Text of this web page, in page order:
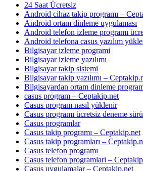
24 Saat Ücretsiz
Android cihaz takip programı –
Android ortam dinleme uygulaması
Android telefon izleme programı
Android telefona casus yazılım
Bilgisayar izleme programi
Bilgisayar izleme yazılımı
Bilgisayar takip sistemi
Bilgisayar takip yazılımı –
Bilgisayardan ortam dinleme
casus program – Ceptakip.net
Casus program nasıl yüklenir
Casus programı ücretsiz deneme
Casus programlar
Casus takip programı – Ceptakip.net
Casus takip programları –
Casus telefon programı
Casus telefon programlari –
Casus uygulamalar – Ceptakip.net